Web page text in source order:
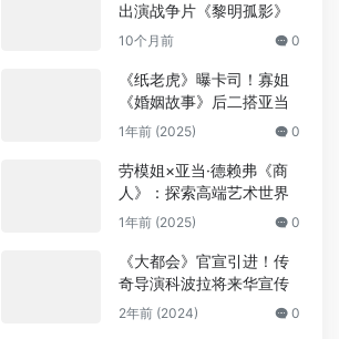
出演战争片《黎明孤影》
10个月前 0
《纸老虎》曝卡司！寡姐
《婚姻故事》后二搭亚当
1年前 (2025) 0
劳模姐×亚当·德赖弗《商
人》：探索高端艺术世界
1年前 (2025) 0
《大都会》官宣引进！传
奇导演科波拉将来华宣传
2年前 (2024) 0